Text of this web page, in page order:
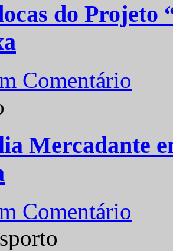
do
Comentário
Mercadante
Comentário